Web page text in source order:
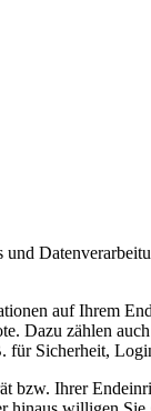
auf Ihrem
Dazu zählen
für Sicherheit,
Ihrer